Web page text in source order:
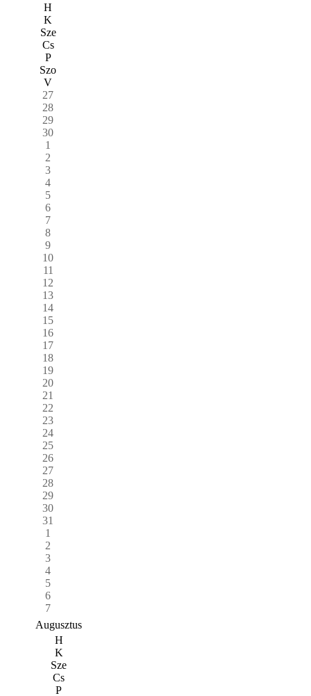
H
K
Sze
Cs
P
Szo
V
27
28
29
30
1
2
3
4
5
6
7
8
9
10
11
12
13
14
15
16
17
18
19
20
21
22
23
24
25
26
27
28
29
30
31
1
2
3
4
5
6
7
Augusztus
H
K
Sze
Cs
P